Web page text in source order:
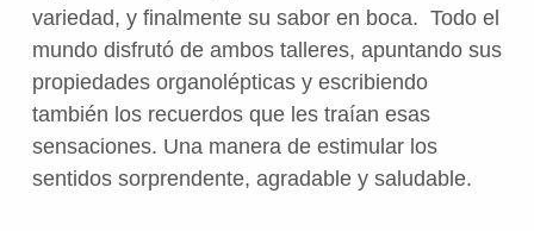
variedad, y finalmente su sabor en boca. Todo el
mundo disfrutó de ambos talleres, apuntando sus
propiedades organolépticas y escribiendo
también los recuerdos que les traían esas
sensaciones. Una manera de estimular los
sentidos sorprendente, agradable y saludable.